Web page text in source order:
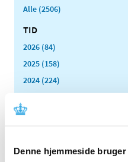
Denne hjemmeside
Alle (2506)
TID
2026 (84)
2025 (158)
2024 (224)
2023 (195)
2022 (197)
2021 (516)
2020 (263)